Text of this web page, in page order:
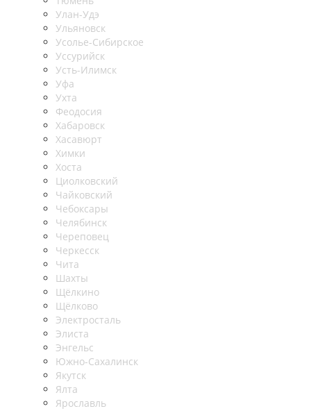
Улан-Удэ
Ульяновск
Усолье-Сибирское
Уссурийск
Усть-Илимск
Уфа
Ухта
Феодосия
Хабаровск
Хасавюрт
Химки
Хоста
Циолковский
Чайковский
Чебоксары
Челябинск
Череповец
Черкесск
Чита
Шахты
Щёлкино
Щёлково
Электросталь
Элиста
Энгельс
Южно-Сахалинск
Якутск
Ялта
Ярославль